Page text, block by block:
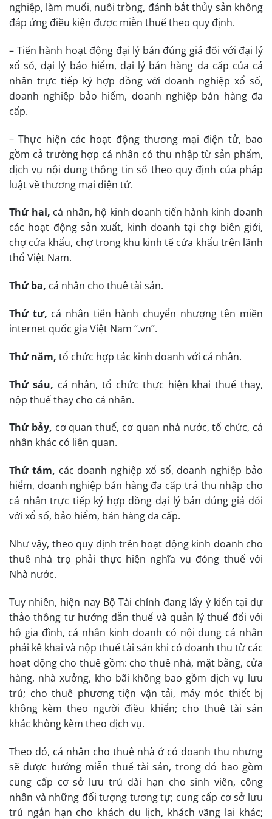
nghiệp, làm muối, nuôi trồng, đánh bắt thủy sản không
đáp ứng điều kiện được miễn thuế theo quy định.
– Tiến hành hoạt động đại lý bán đúng giá đối với đại lý
xổ số, đại lý bảo hiểm, đại lý bán hàng đa cấp của cá
nhân trực tiếp ký hợp đồng với doanh nghiệp xổ số,
doanh nghiệp bảo hiểm, doanh nghiệp bán hàng đa
cấp.
– Thực hiện các hoạt động thương mại điện tử, bao
gồm cả trường hợp cá nhân có thu nhập từ sản phẩm,
dịch vụ nội dung thông tin số theo quy định của pháp
luật về thương mại điện tử.
Thứ hai, cá nhân, hộ kinh doanh tiến hành kinh doanh
các hoạt động sản xuất, kinh doanh tại chợ biên giới,
chợ cửa khẩu, chợ trong khu kinh tế cửa khẩu trên lãnh
thổ Việt Nam.
Thứ ba, cá nhân cho thuê tài sản.
Thứ tư, cá nhân tiến hành chuyển nhượng tên miền
internet quốc gia Việt Nam “.vn”.
Thứ năm, tổ chức hợp tác kinh doanh với cá nhân.
Thứ sáu, cá nhân, tổ chức thực hiện khai thuế thay,
nộp thuế thay cho cá nhân.
Thứ bảy, cơ quan thuế, cơ quan nhà nước, tổ chức, cá
nhân khác có liên quan.
Thứ tám, các doanh nghiệp xổ số, doanh nghiệp bảo
hiểm, doanh nghiệp bán hàng đa cấp trả thu nhập cho
cá nhân trực tiếp ký hợp đồng đại lý bán đúng giá đối
với xổ số, bảo hiểm, bán hàng đa cấp.
Như vậy, theo quy định trên hoạt động kinh doanh cho
thuê nhà trọ phải thực hiện nghĩa vụ đóng thuế với
Nhà nước.
Tuy nhiên, hiện nay Bộ Tài chính đang lấy ý kiến tại dự
thảo thông tư hướng dẫn thuế và quản lý thuế đối với
hộ gia đình, cá nhân kinh doanh có nội dung cá nhân
phải kê khai và nộp thuế tài sản khi có doanh thu từ các
hoạt động cho thuê gồm: cho thuê nhà, mặt bằng, cửa
hàng, nhà xưởng, kho bãi không bao gồm dịch vụ lưu
trú; cho thuê phương tiện vận tải, máy móc thiết bị
không kèm theo người điều khiển; cho thuê tài sản
khác không kèm theo dịch vụ.
Theo đó, cá nhân cho thuê nhà ở có doanh thu nhưng
sẽ được hưởng miễn thuế tài sản, trong đó bao gồm
cung cấp cơ sở lưu trú dài hạn cho sinh viên, công
nhân và những đối tượng tương tự; cung cấp cơ sở lưu
trú ngắn hạn cho khách du lịch, khách vãng lai khác;